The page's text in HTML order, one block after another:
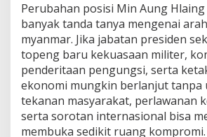
Perubahan posisi Min Aung
banyak tanda tanya mengenai
myanmar. Jika jabatan presiden
topeng baru kekuasaan militer,
penderitaan pengungsi, serta
ekonomi mungkin berlanjut tanpa
tekanan masyarakat, perlawanan
serta sorotan internasional bisa
membuka sedikit ruang